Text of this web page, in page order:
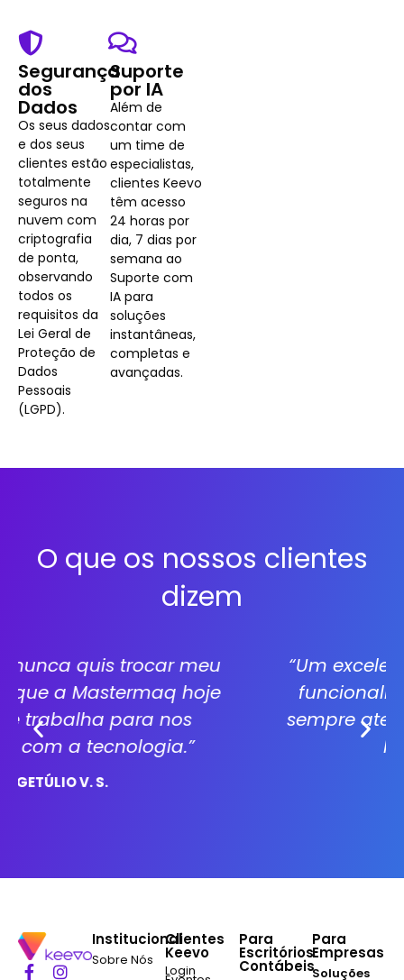
Segurança
dos
Dados
Os seus dados
e dos seus
clientes estão
totalmente
seguros na
nuvem com
criptografia
de ponta,
observando
todos os
requisitos da
Lei Geral de
Proteção de
Dados
Pessoais
(LGPD).
Suporte
por IA
Além de
contar com
um time de
especialistas,
clientes Keevo
têm acesso
24 horas por
dia, 7 dias por
semana ao
Suporte com
IA para
soluções
instantâneas,
completas e
avançadas.
O que os nossos clientes
dizem
“Um excelente sistema, excelente
funcionalidade e muito seguro
sempre atento às mudanças das
legislações.”
Institucional
Sobre Nós
Clientes
Keevo
Login
Para
Escritórios
Contábeis
Para
Empresas
Soluções